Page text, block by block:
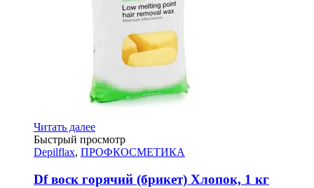
Читать далее
Быстрый просмотр
Depilflax, ПРОФКОСМЕТИКА
Df воск горячий (брикет) Хлопок, 1 кг